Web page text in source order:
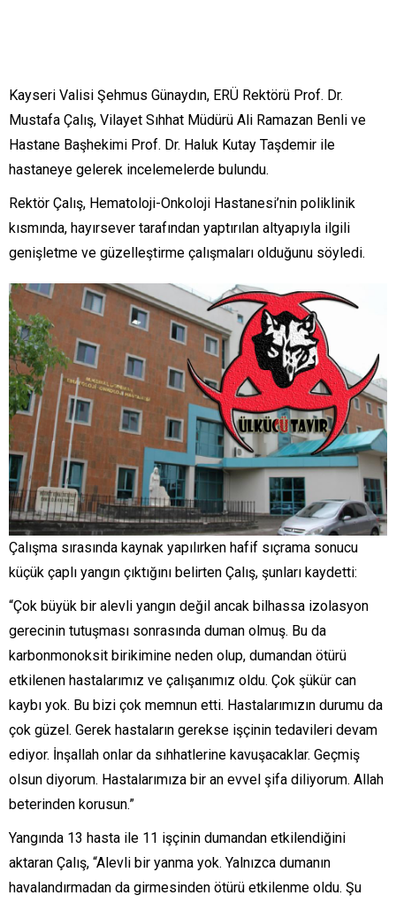
Kayseri Valisi Şehmus Günaydın, ERÜ Rektörü Prof. Dr.
Mustafa Çalış, Vilayet Sıhhat Müdürü Ali Ramazan Benli ve
Hastane Başhekimi Prof. Dr. Haluk Kutay Taşdemir ile
hastaneye gelerek incelemelerde bulundu.
Rektör Çalış, Hematoloji-Onkoloji Hastanesi’nin poliklinik
kısmında, hayırsever tarafından yaptırılan altyapıyla ilgili
genişletme ve güzelleştirme çalışmaları olduğunu söyledi.
Çalışma sırasında kaynak yapılırken hafif sıçrama sonucu
küçük çaplı yangın çıktığını belirten Çalış, şunları kaydetti:
“Çok büyük bir alevli yangın değil ancak bilhassa izolasyon
gerecinin tutuşması sonrasında duman olmuş. Bu da
karbonmonoksit birikimine neden olup, dumandan ötürü
etkilenen hastalarımız ve çalışanımız oldu. Çok şükür can
kaybı yok. Bu bizi çok memnun etti. Hastalarımızın durumu da
çok güzel. Gerek hastaların gerekse işçinin tedavileri devam
ediyor. İnşallah onlar da sıhhatlerine kavuşacaklar. Geçmiş
olsun diyorum. Hastalarımıza bir an evvel şifa diliyorum. Allah
beterinden korusun.”
Yangında 13 hasta ile 11 işçinin dumandan etkilendiğini
aktaran Çalış, “Alevli bir yanma yok. Yalnızca dumanın
havalandırmadan da girmesinden ötürü etkilenme oldu. Şu